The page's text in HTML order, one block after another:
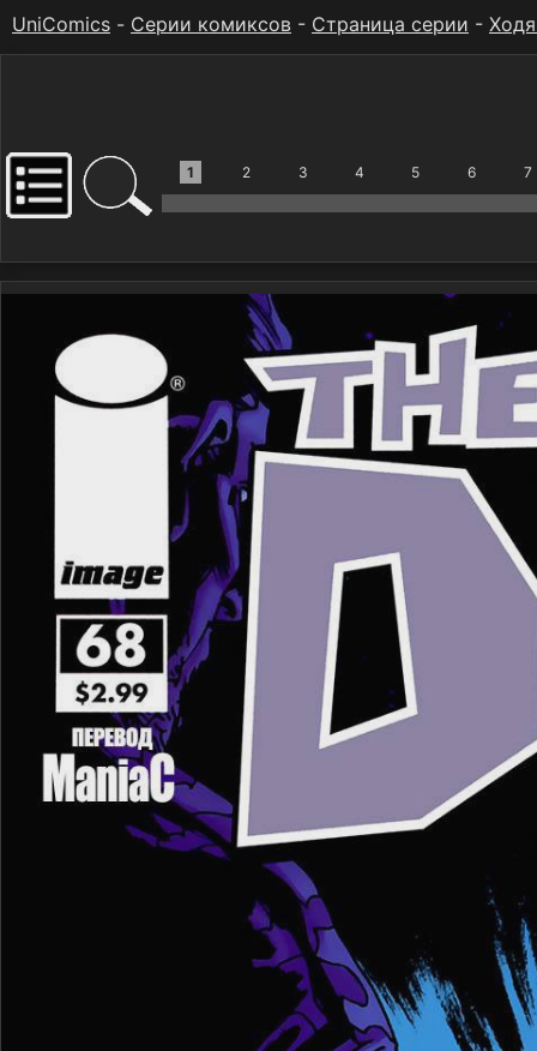
UniComics - Серии комиксов - Страница серии -
1 2 3 4 5 6 7